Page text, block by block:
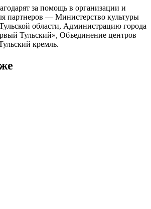
за помощь в организации и
партнеров — Министерство культуры
области, Администрацию города
Тульский», Объединение центров
кремль.